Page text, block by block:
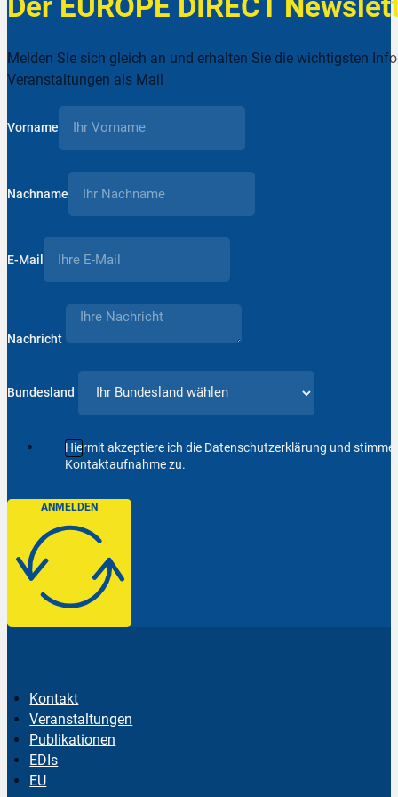
Melden Sie sich gleich an und erhalten Sie die wichtigsten
Veranstaltungen als Mail
Vorname
Nachname
E-Mail
Nachricht
Bundesland
Hiermit akzeptiere ich die Datenschutzerklärung und
Kontaktaufnahme zu.
ANMELDEN
Kontakt
Veranstaltungen
Publikationen
EDIs
EU